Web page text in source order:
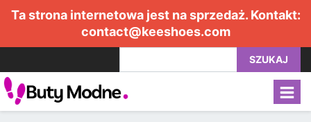
Ta strona internetowa jest na sprzedaż. Kontakt:
contact@keeshoes.com
SZUKAJ